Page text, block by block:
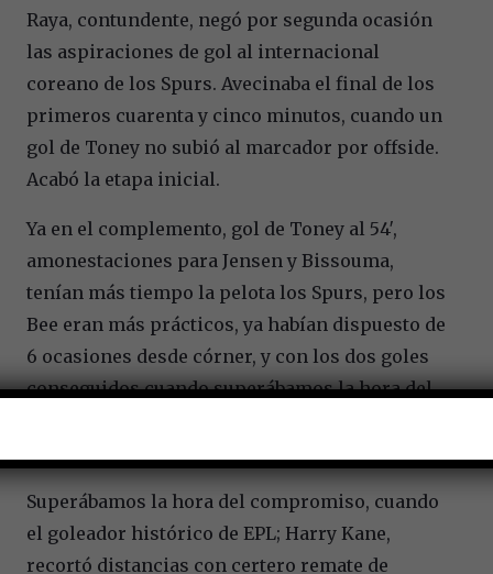
Raya, contundente, negó por segunda ocasión
las aspiraciones de gol al internacional
coreano de los Spurs. Avecinaba el final de los
primeros cuarenta y cinco minutos, cuando un
gol de Toney no subió al marcador por offside.
Acabó la etapa inicial.
Ya en el complemento, gol de Toney al 54′,
amonestaciones para Jensen y Bissouma,
tenían más tiempo la pelota los Spurs, pero los
Bee eran más prácticos, ya habían dispuesto de
6 ocasiones desde córner, y con los dos goles
conseguidos cuando superábamos la hora del
Superábamos la hora del compromiso, cuando
el goleador histórico de EPL; Harry Kane,
recortó distancias con certero remate de